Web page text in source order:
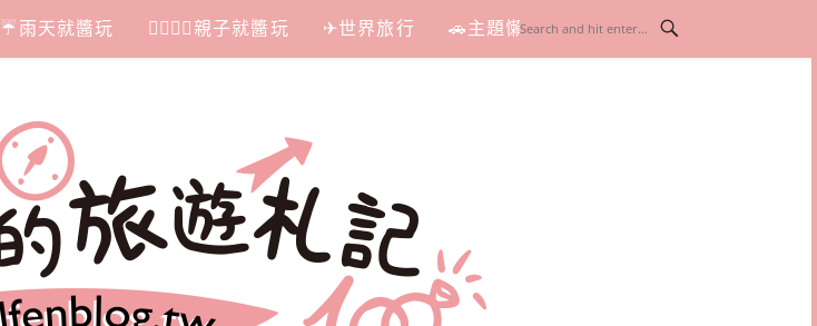
☔雨天就醬玩 👩‍❤‍💋‍👨親子就醬玩 ✈世界旅行 🚗主題懶人包